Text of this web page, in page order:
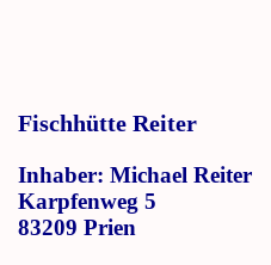
Fischhütte Reiter
Inhaber: Michael Reiter
Karpfenweg 5
83209 Prien